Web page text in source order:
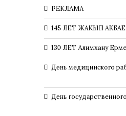
РЕКЛАМА
145 ЛЕТ ЖАКЫП
130 ЛЕТ Алимхану
День медицинского
День